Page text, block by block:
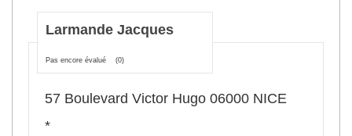
Larmande Jacques
Pas encore évalué (0)
57 Boulevard Victor Hugo 06000 NICE
*